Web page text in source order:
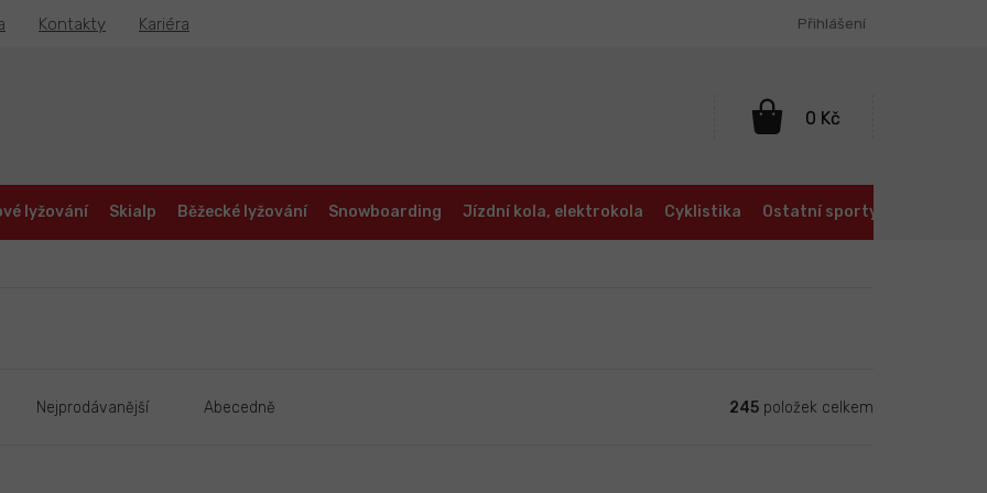
Kontakty Kariéra Přihlášení
NÁKUPNÍ
lyžování Skialp Běžecké lyžování Snowboarding Jízdní kola, elektrokola Cyklistika Ostatní sporty
Nejprodávanější Abecedně 245 položek celkem